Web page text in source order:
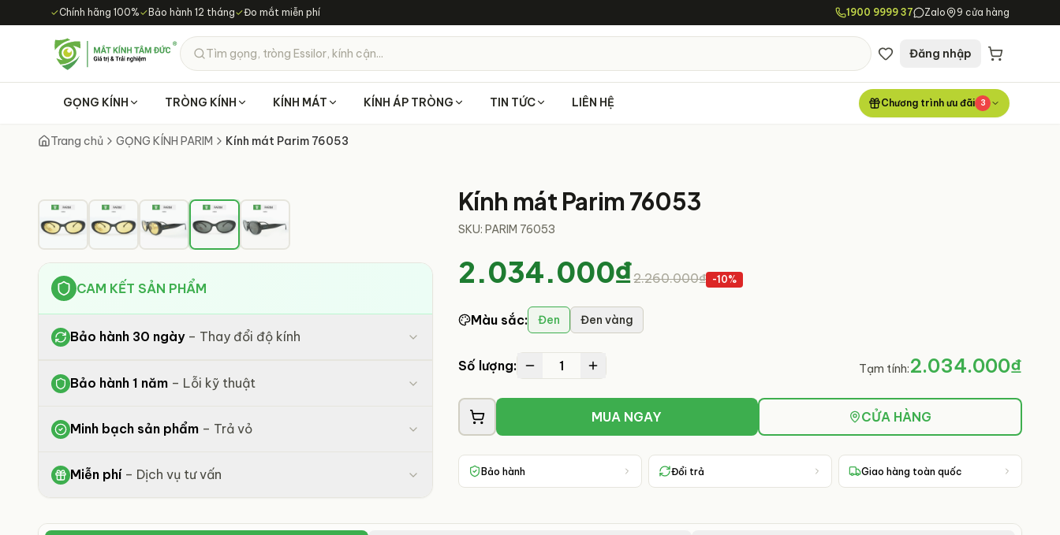
Chuyển đến nội dung chính
✓Chính hãng 100%✓ Bảo hành 12 tháng✓Đo mắt miễn phí 1900 9999 37 Zalo 9 cửa hàng
Tìm gọng, tròng Essilor, kính cận... Đăng nhập
GỌNG KÍNH TRÒNG KÍNH KÍNH MÁT KÍNH ÁP TRÒNG TIN TỨC LIÊN HỆ Chương trình ưu đãi 3
Trang chủ GỌNG KÍNH PARIM Kính mát Parim 76053
CAM KẾT SẢN PHẨM
Bảo hành 30 ngày– Thay đổi độ kính
Bảo hành 1 năm – Lỗi kỹ thuật
Minh bạch sản phẩm – Trả vỏ
Miễn phí– Dịch vụ tư vấn
Kính mát Parim 76053
SKU:PARIM 76053
2.034.000₫2.260.000₫ -10%
Màu sắc: Đen Đen vàng
Số lượng: 1 Tạm tính:2.034.000₫
MUA NGAY CỬA HÀNG
Bảo hành Đổi trả Giao hàng toàn quốc